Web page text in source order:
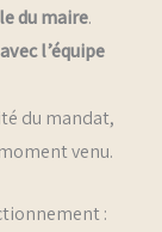
du maire.
l’équipe
du mandat,
venu.
: